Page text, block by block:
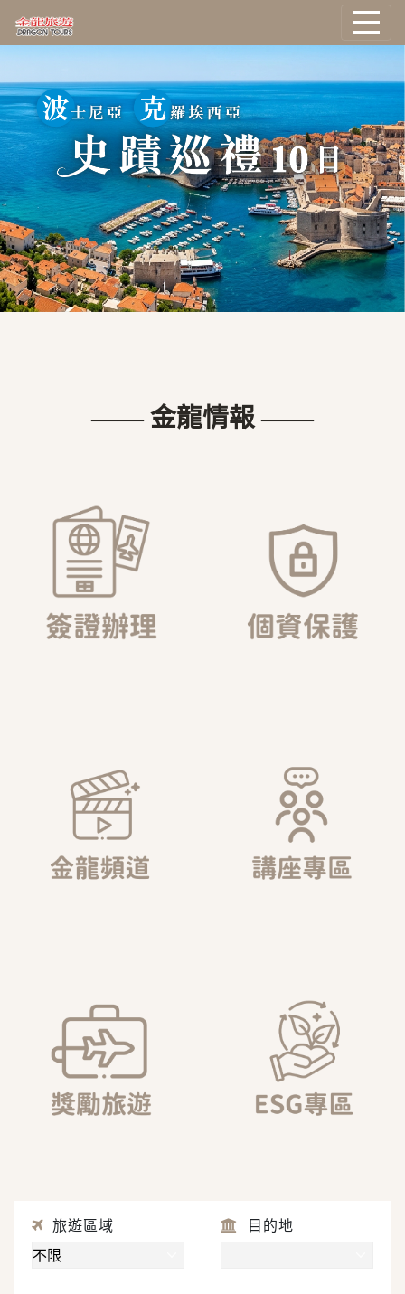
國際機票
塔克旅遊
主題旅遊
郵輪旅遊
台灣旅遊
—— 金龍情報 ——
旅遊區域 目的地